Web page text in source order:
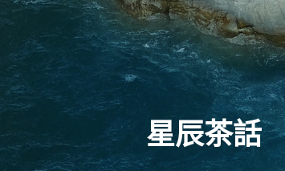
星辰茶話